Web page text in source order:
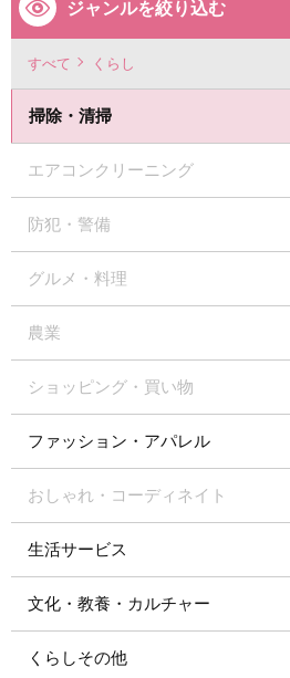
ジャンルを絞り込む
すべて くらし
掃除・清掃
エアコンクリーニング
防犯・警備
グルメ・料理
農業
ショッピング・買い物
ファッション・アパレル
おしゃれ・コーディネイト
生活サービス
文化・教養・カルチャー
くらしその他